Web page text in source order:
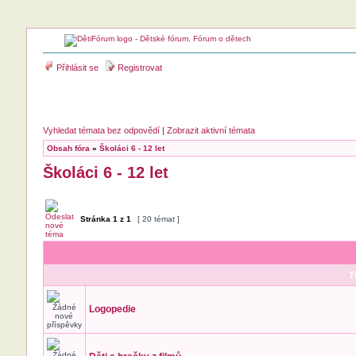
Přihlásit se Registrovat
Vyhledat témata bez odpovědí| Zobrazit aktivní témata
Obsah fóra » Školáci 6 - 12 let
Školáci 6 - 12 let
Stránka 1 z 1 [ 20 témat ]
Logopedie